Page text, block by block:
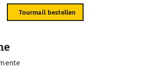
Tourmail bestellen